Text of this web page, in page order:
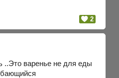
2
..Это варенье не для еды